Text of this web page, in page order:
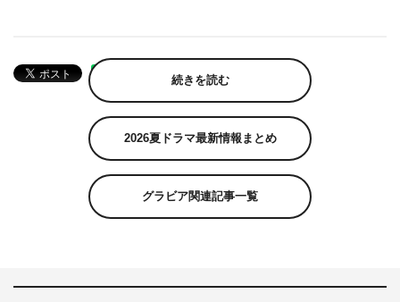
続きを読む
2026夏ドラマ最新情報まとめ
グラビア関連記事一覧